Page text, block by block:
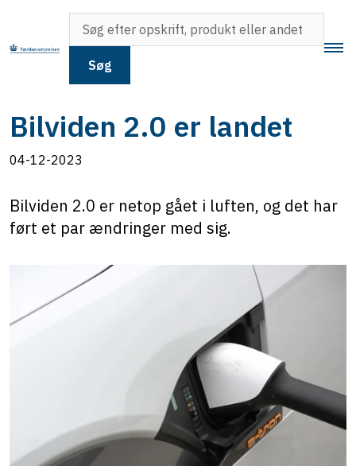
Søg
Bilviden 2.0 er landet
04-12-2023
Bilviden 2.0 er netop gået i luften, og det har
ført et par ændringer med sig.